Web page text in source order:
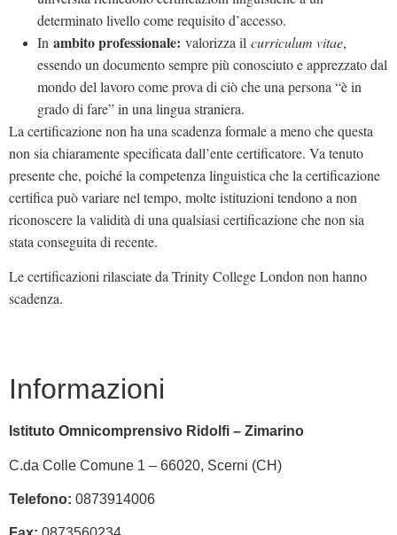
determinato livello come requisito d’accesso.
In ambito professionale: valorizza il curriculum vitae,
essendo un documento sempre più conosciuto e apprezzato dal
mondo del lavoro come prova di ciò che una persona “è in
grado di fare” in una lingua straniera.
La certificazione non ha una scadenza formale a meno che questa
non sia chiaramente specificata dall’ente certificatore. Va tenuto
presente che, poiché la competenza linguistica che la certificazione
certifica può variare nel tempo, molte istituzioni tendono a non
riconoscere la validità di una qualsiasi certificazione che non sia
stata conseguita di recente.
Le certificazioni rilasciate da Trinity College London non hanno
scadenza.
Informazioni
Istituto Omnicomprensivo Ridolfi – Zimarino
C.da Colle Comune 1 – 66020, Scerni (CH)
Telefono: 0873914006